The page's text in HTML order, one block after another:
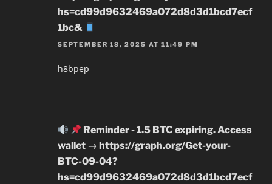
hs=cd99d9632469a072d8d3d1bcd7ecf
1bc&
SEPTEMBER 18, 2025 AT 11:49 PM
h8bpep
Reminder - 1.5 BTC expiring. Access
wallet → https://graph.org/Get-your-
BTC-09-04?
hs=cd99d9632469a072d8d3d1bcd7ecf